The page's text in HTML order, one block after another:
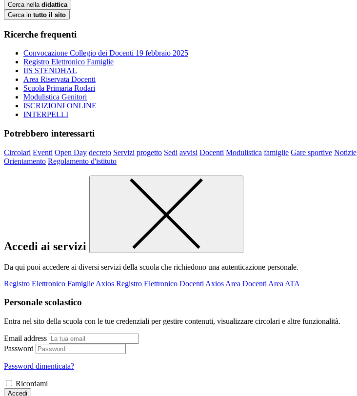
Cerca nella didattica
Cerca in tutto il sito
Ricerche frequenti
Convocazione Collegio dei Docenti 19 febbraio 2025
Registro Elettronico Famiglie
IIS STENDHAL
Area Riservata Docenti
Scuola Primaria Rodari
Modulistica Genitori
ISCRIZIONI ONLINE
INTERPELLI
Potrebbero interessarti
Circolari Eventi Open Day decreto Servizi progetto Sedi avvisi Docenti Modulistica famiglie Gare sportive Notizie
Orientamento Regolamento d'istituto
Accedi ai servizi
Da qui puoi accedere ai diversi servizi della scuola che richiedono una autenticazione personale.
Registro Elettronico Famiglie Axios Registro Elettronico Docenti Axios Area Docenti Area ATA
Personale scolastico
Entra nel sito della scuola con le tue credenziali per gestire contenuti, visualizzare circolari e altre funzionalità.
Email address
Password
Password dimenticata?
Ricordami
Accedi